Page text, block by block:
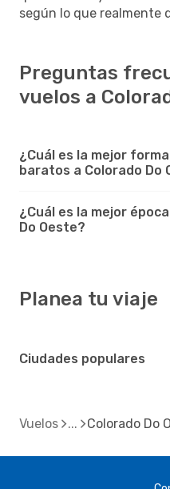
según lo que realmente
Preguntas
vuelos a
¿Cuál es la mejor
baratos a Colorado Do
¿Cuál es la mejor
Do Oeste?
Planea tu viaje
Ciudades populares
Vuelos Colorado Do